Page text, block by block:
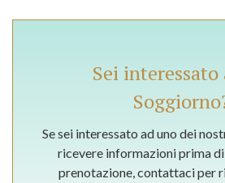
Sei interessato
Se sei interessato ad uno dei
ricevere informazioni prima
prenotazione, contattaci per